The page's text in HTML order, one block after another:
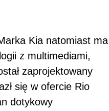
Kia natomiast ma
z multimediami,
zaprojektowany
się w ofercie Rio
dotykowy